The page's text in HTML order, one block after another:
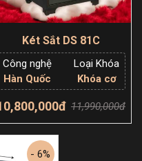
Két Sắt DS 81C
Công nghệ
Hàn Quốc
Loại Khóa
Khóa cơ
11,990,000đ
Thêm giỏ hàng
- 6%